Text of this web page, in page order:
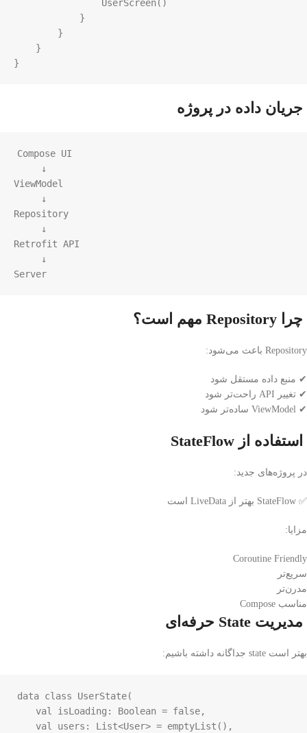
UserScreen()
}
جریان داده در پروژه
Compose UI
ViewModel
Repository
Retrofit API
Server
چرا Repository مهم است؟
Repository باعث می‌شود:
✔ منبع داده مستقل شود
✔ تغییر API راحت‌تر شود
✔ ViewModel ساده‌تر شود
استفاده از StateFlow
در پروژه‌های جدید:
✅ StateFlow بهتر از LiveData است
مزایا:
Coroutine Friendly
سریع‌تر
مدرن‌تر
مناسب Compose
مدیریت State حرفه‌ای
بهتر است state جداگانه داشته باشیم:
data class UserState(
val
isLoading : Boolean = false,
val
users : List<User> = emptyList (),